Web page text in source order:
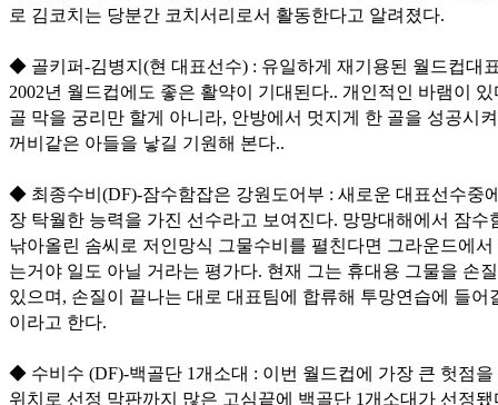
로 김코치는 당분간 코치서리로서 활동한다고 알려졌다.
◆ 골키퍼-김병지(현 대표선수) : 유일하게 재기용된 월드컵대
2002년 월드컵에도 좋은 활약이 기대된다.. 개인적인 바램이 있
골 막을 궁리만 할게 아니라, 안방에서 멋지게 한 골을 성공시
꺼비같은 아들을 낳길 기원해 본다..
◆ 최종수비(DF)-잠수함잡은 강원도어부 : 새로운 대표선수중
장 탁월한 능력을 가진 선수라고 보여진다. 망망대해에서 잠수
낚아올린 솜씨로 저인망식 그물수비를 펼친다면 그라운드에서
는거야 일도 아닐 거라는 평가다. 현재 그는 휴대용 그물을 손
있으며, 손질이 끝나는 대로 대표팀에 합류해 투망연습에 들어
이라고 한다.
◆ 수비수 (DF)-백골단 1개소대 : 이번 월드컵에 가장 큰 헛점을
위치로 선정 막판까지 많은 고심끝에 백골단 1개소대가 선정됐